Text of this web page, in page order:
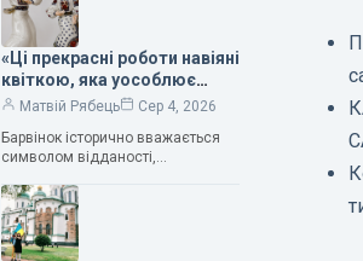
«Ці прекрасні роботи навіяні
квіткою, яка уособлює
нескінченне кохання», —
Людмила Карпінська-
Романюк
Матвій Рябець
Сер 4, 2026
Барвінок історично вважається
символом відданості,
та тривалого подружнього союзу.
Саме тому ця рослина надихала і
продовжує надихати митців на